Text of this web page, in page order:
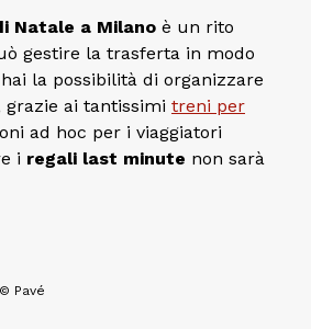
Natale a Milano è un rito
gestire la trasferta in modo
la possibilità di organizzare
ai tantissimi treni per
ad hoc per i viaggiatori
i regali last minute non sarà
Pavé